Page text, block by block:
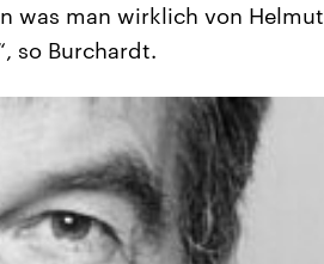
was man wirklich von Helmut
so Burchardt.